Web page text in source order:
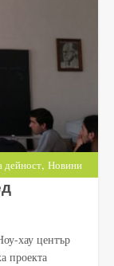
дейност, Новини
хау център
проекта